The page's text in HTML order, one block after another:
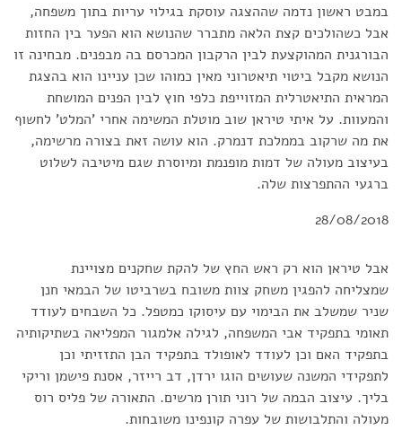
במבט ראשון נדמה שההצגה עוסקת בגילוי עריות בתוך משפחה,
אבל כשהולכים קצת הלאה מתברר שהנושא הוא הפער בין החזות
הבורגנית המהוקצעת לבין הרקבון המכרסם בה מבפנים. מבחינה זו
הנושא מקבל ביטוי תיאטרוני מאין כמוהו שכן עניינו הוא בהצגת
המראית התיאטרלית המזוייפת כלפי חוץ לבין הפנים המושחת
והמעוות. על איתי טיראן שוב מוטלת המשימה אחרי 'המלט' לחשוף
את מה שרקוב בממלכת דנמרק. הוא עושה זאת בצורה מרשימה,
בעיצוב מעולה של דמות מופנמת ומיוסרת שגם מיטיבה לשלוט
ברגעי ההתפרצות שלה.
28/08/2018
אבל טיראן הוא רק ראש החץ של להקת שחקנים מצויינת
שמצליחה להפגין משחק צוות משובח בשרביטו של הבמאי חנן
שניר שמשלב את הבימוי עם עיסוקו כמטפל. כל השבחים לעודד
תאומי בתפקיד אבי המשפחה, לגילה אלמגור המפליאה בשתיקותיה
בתפקיד האם וכן לעודד לאופולד בתפקיד הבן התזזיתי וכן
לתפקידי המשנה שעושים הוגו ירדן, דב רייזר, אסנת פישמן וריקי
בליך. עיצוב הבמה של רוני תורן מרשים. התאורה של פליס רוס
מעולה והתלבושות של עפרה קונפינו משובחות.